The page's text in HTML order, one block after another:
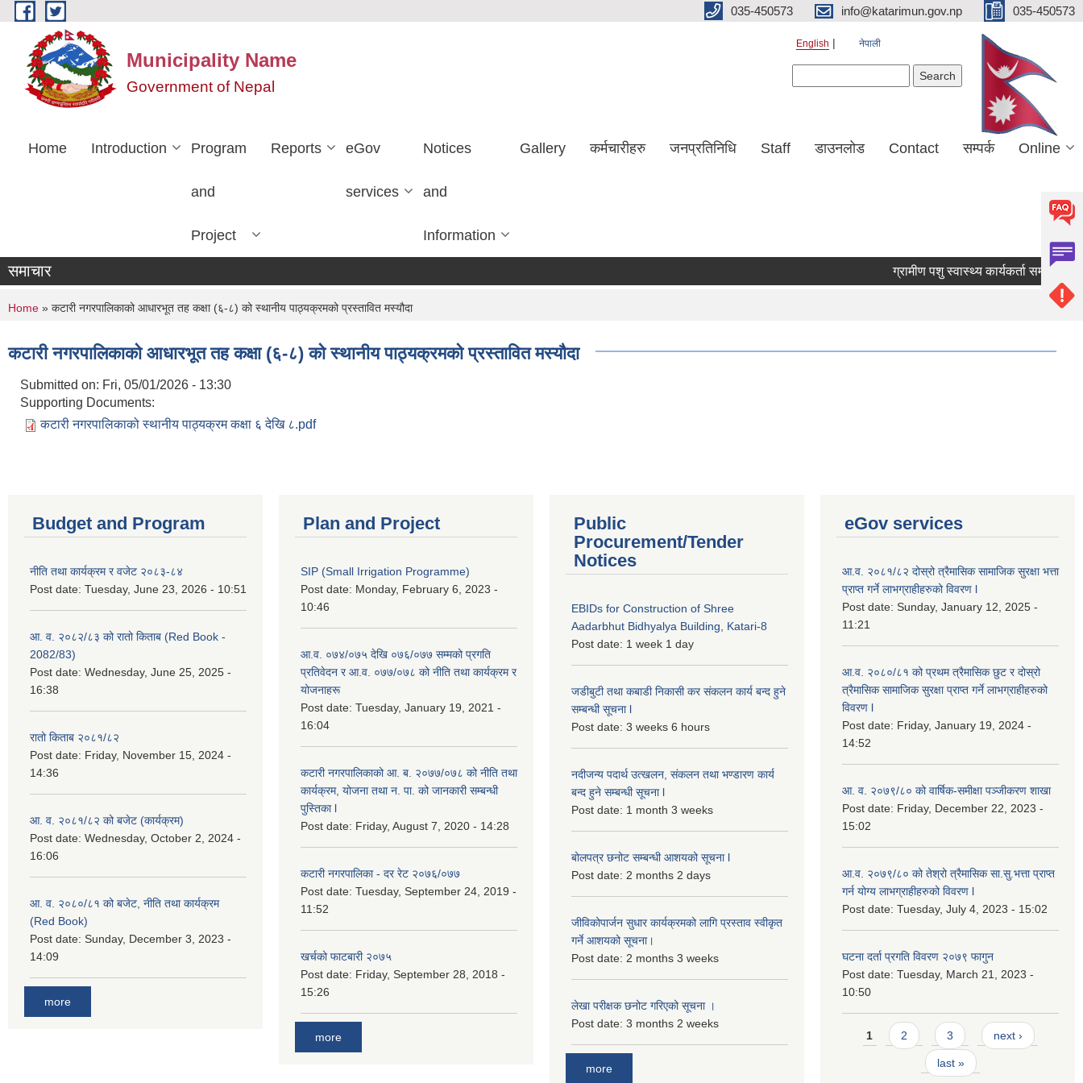
Skip to main content 035-450573 info@katarimun.gov.np 035-450573
Municipality Name
Government of Nepal
English नेपाली
Home Introduction Program
and
Project
Reports eGov
services
Notices
and
Information
Gallery कर्मचारीहरु जनप्रतिनिधि Staff डाउनलोड Contact सम्पर्क Online
समाचार ग्रामीण पशु स्वास्थ्य कार्यकर्ता सम्बन्धी ३५
You are here
Home » कटारी नगरपालिकाको आधारभूत तह कक्षा (६-८) को स्थानीय पाठ्यक्रमको प्रस्तावित मस्यौदा
कटारी नगरपालिकाको आधारभूत तह कक्षा (६-८) को स्थानीय पाठ्यक्रमको प्रस्तावित मस्यौदा
Submitted on: Fri, 05/01/2026 - 13:30
Supporting Documents:
कटारी नगरपालिकाको स्थानीय पाठ्यक्रम कक्षा ६ देखि ८.pdf
Budget and Program
नीति तथा कार्यक्रम र वजेट २०८३-८४
Post date: Tuesday, June 23, 2026 - 10:51
आ. व. २०८२/८३ को रातो किताब (Red Book -
2082/83)
Post date: Wednesday, June 25, 2025 -
16:38
रातो किताब २०८१/८२
Post date: Friday, November 15, 2024 -
14:36
आ. व. २०८१/८२ को बजेट (कार्यक्रम)
Post date: Wednesday, October 2, 2024 -
16:06
आ. व. २०८०/८१ को बजेट, नीति तथा कार्यक्रम
(Red Book)
Post date: Sunday, December 3, 2023 -
14:09
more
Plan and Project
SIP (Small Irrigation Programme)
Post date: Monday, February 6, 2023 -
10:46
आ.व. ०७४/०७५ देखि ०७६/०७७ सम्मको प्रगति
प्रतिवेदन र आ.व. ०७७/०७८ को नीति तथा कार्यक्रम र
योजनाहरू
Post date: Tuesday, January 19, 2021 -
16:04
कटारी नगरपालिकाको आ. ब. २०७७/०७८ को नीति तथा
कार्यक्रम, योजना तथा न. पा. को जानकारी सम्बन्धी
पुस्तिका l
Post date: Friday, August 7, 2020 - 14:28
कटारी नगरपालिका - दर रेट २०७६/०७७
Post date: Tuesday, September 24, 2019 -
11:52
खर्चको फाटबारी २०७५
Post date: Friday, September 28, 2018 -
15:26
more
Public
Procurement/Tender
Notices
EBIDs for Construction of Shree
Aadarbhut Bidhyalya Building, Katari-8
Post date: 1 week 1 day
जडीबुटी तथा कबाडी निकासी कर संकलन कार्य बन्द हुने
सम्बन्धी सूचना l
Post date: 3 weeks 6 hours
नदीजन्य पदार्थ उत्खलन, संकलन तथा भण्डारण कार्य
बन्द हुने सम्बन्धी सूचना l
Post date: 1 month 3 weeks
बोलपत्र छनोट सम्बन्धी आशयको सूचना l
Post date: 2 months 2 days
जीविकोपार्जन सुधार कार्यक्रमको लागि प्रस्ताव स्वीकृत
गर्ने आशयको सूचना।
Post date: 2 months 3 weeks
लेखा परीक्षक छनोट गरिएको सूचना ।
Post date: 3 months 2 weeks
more
eGov services
आ.व. २०८१/८२ दोस्रो त्रैमासिक सामाजिक सुरक्षा भत्ता
प्राप्त गर्ने लाभग्राहीहरुको विवरण l
Post date: Sunday, January 12, 2025 -
11:21
आ.व. २०८०/८१ को प्रथम त्रैमासिक छुट र दोस्रो
त्रैमासिक सामाजिक सुरक्षा प्राप्त गर्ने लाभग्राहीहरुको
विवरण l
Post date: Friday, January 19, 2024 -
14:52
आ. व. २०७९/८० को वार्षिक-समीक्षा पञ्जीकरण शाखा
Post date: Friday, December 22, 2023 -
15:02
आ.व. २०७९/८० को तेश्रो त्रैमासिक सा.सु.भ‍त्ता प्राप्त
गर्न योग्य लाभग्राहीहरुको विवरण l
Post date: Tuesday, July 4, 2023 - 15:02
घटना दर्ता प्रगति विवरण २०७९ फागुन
Post date: Tuesday, March 21, 2023 -
10:50
Pages
1 2 3 next ›
last »